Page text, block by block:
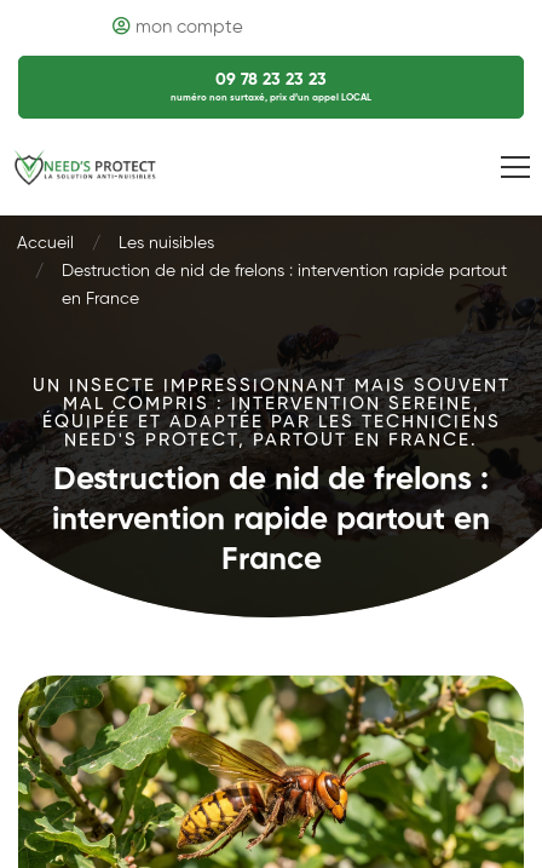
mon compte
09 78 23 23 23
numéro non surtaxé, prix d’un appel LOCAL
Accueil
Les nuisibles
Destruction de nid de frelons : intervention rapide partout
en France
UN INSECTE IMPRESSIONNANT MAIS SOUVENT
MAL COMPRIS : INTERVENTION SEREINE,
ÉQUIPÉE ET ADAPTÉE PAR LES TECHNICIENS
NEED'S PROTECT, PARTOUT EN FRANCE.
Destruction de nid de frelons :
intervention rapide partout en
France